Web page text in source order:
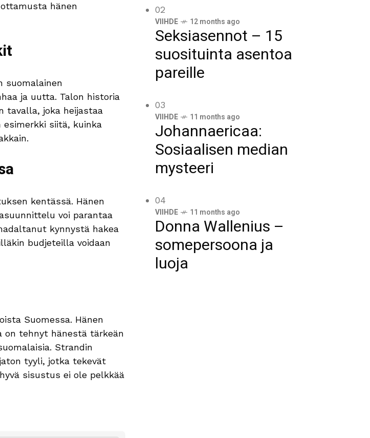
hänen
suomalainen
ja uutta. Talon historia
tavalla, joka heijastaa
esimerkki siitä, kuinka
kentässä. Hänen
voi parantaa
kynnystä hakea
budjeteilla voidaan
Suomessa. Hänen
on tehnyt hänestä tärkeän
Strandin
tyyli, jotka tekevät
sisustus ei ole pelkkää
02
VIIHDE
12 months ago
Seksiasennot – 15
suosituinta asentoa
pareille
03
VIIHDE
11 months ago
Johannaericaa:
Sosiaalisen median
mysteeri
04
VIIHDE
11 months ago
Donna Wallenius –
somepersoona ja
luoja